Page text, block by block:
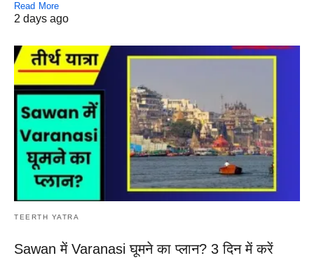
Read More
2 days ago
TEERTH YATRA
Sawan में Varanasi घूमने का प्लान? 3 दिन में करें